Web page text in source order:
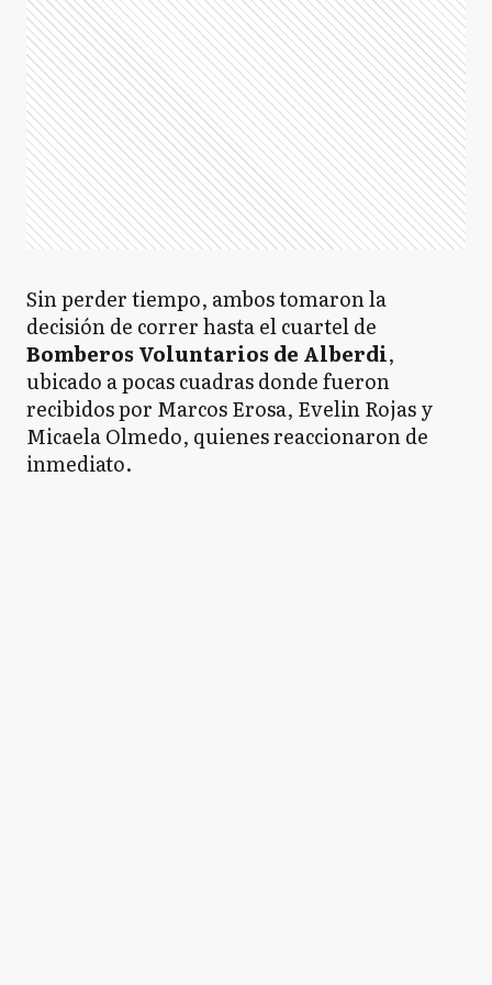
Sin perder tiempo, ambos tomaron la
decisión de correr hasta el cuartel de
Bomberos Voluntarios de Alberdi,
ubicado a pocas cuadras donde fueron
recibidos por Marcos Erosa, Evelin Rojas y
Micaela Olmedo, quienes reaccionaron de
inmediato.